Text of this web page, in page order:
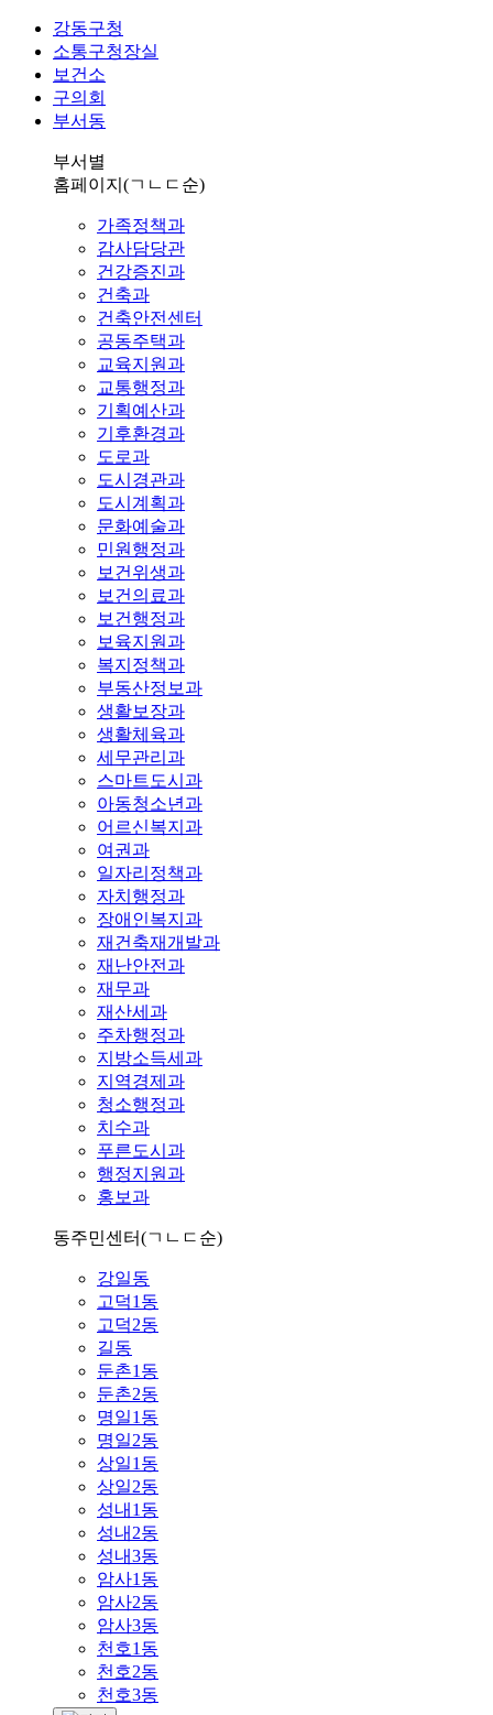
강동구청
소통구청장실
보건소
구의회
부서동
부서별
홈페이지 (ㄱㄴㄷ순)
가족정책과
감사담당관
건강증진과
건축과
건축안전센터
공동주택과
교육지원과
교통행정과
기획예산과
기후환경과
도로과
도시경관과
도시계획과
문화예술과
민원행정과
보건위생과
보건의료과
보건행정과
보육지원과
복지정책과
부동산정보과
생활보장과
생활체육과
세무관리과
스마트도시과
아동청소년과
어르신복지과
여권과
일자리정책과
자치행정과
장애인복지과
재건축재개발과
재난안전과
재무과
재산세과
주차행정과
지방소득세과
지역경제과
청소행정과
치수과
푸른도시과
행정지원과
홍보과
동주민센터(ㄱㄴㄷ순)
강일동
고덕1동
고덕2동
길동
둔촌1동
둔촌2동
명일1동
명일2동
상일1동
상일2동
성내1동
성내2동
성내3동
암사1동
암사2동
암사3동
천호1동
천호2동
천호3동